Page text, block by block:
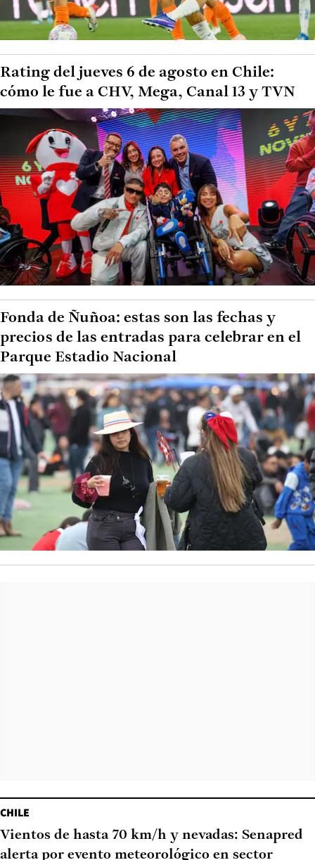
Rating del jueves 6 de agosto en Chile:
cómo le fue a CHV, Mega, Canal 13 y TVN
Fonda de Ñuñoa: estas son las fechas y
precios de las entradas para celebrar en el
Parque Estadio Nacional
CHILE
Vientos de hasta 70 km/h y nevadas: Senapred
alerta por evento meteorológico en sector